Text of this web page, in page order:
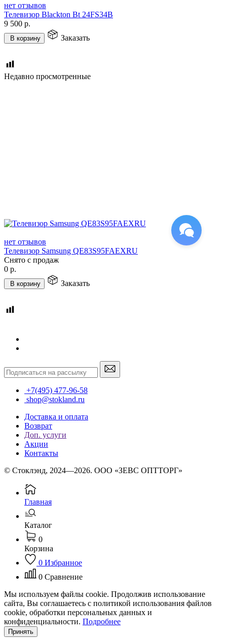
нет отзывов
Телевизор Blackton Bt 24FS34B
9 500 р.
В корзину Заказать
Недавно просмотренные
нет отзывов
Телевизор Samsung QE83S95FAEXRU
Снято с продаж
0 р.
В корзину Заказать
+7(495) 477-96-58
shop@stokland.ru
Доставка и оплата
Возврат
Доп. услуги
Акции
Контакты
© Стоклэнд, 2024—2026. ООО «ЗЕВС ОПТТОРГ»
Главная
Каталог
0
Корзина
0 Избранное
0 Сравнение
Мы используем файлы cookie. Продолжив использование
сайта, Вы соглашаетесь с политикой использования файлов
cookie, обработки персональных данных и
конфиденциальности. Подробнее
Принять